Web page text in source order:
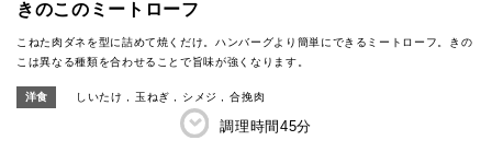
きのこのミートローフ
こねた肉ダネを型に詰めて焼くだけ。ハンバーグより簡単にできるミートローフ。きの
こは異なる種類を合わせることで旨味が強くなります。
洋食 しいたけ 玉ねぎ シメジ 合挽肉
調理時間45分